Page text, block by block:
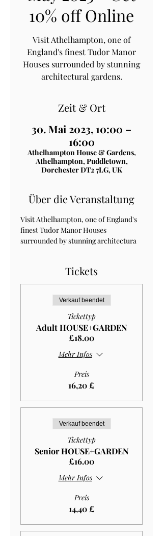
10% off Online
Visit Athelhampton, one of
England's finest Tudor Manor
Houses surrounded by stunning
architectural gardens.
Zeit & Ort
30. Mai 2023, 10:00 –
16:00
Athelhampton House & Gardens,
Athelhampton, Puddletown,
Dorchester DT2 7LG, UK
Über die Veranstaltung
Visit Athelhampton, one of England's
finest Tudor Manor Houses
surrounded by stunning architectura
Tickets
Verkauf beendet
Tickettyp
Adult HOUSE+GARDEN
£18.00
Mehr Infos
Preis
16,20 £
Verkauf beendet
Tickettyp
Senior HOUSE+GARDEN
£16.00
Mehr Infos
Preis
14,40 £